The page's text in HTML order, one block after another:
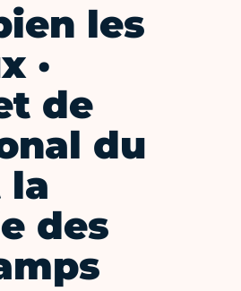
les
·
de
du
la
des